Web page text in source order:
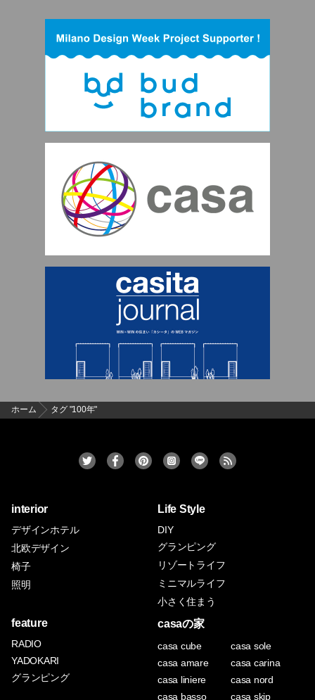
ホーム タグ "100年"
interior
デザインホテル
北欧デザイン
椅子
照明
Life Style
DIY
グランピング
リゾートライフ
ミニマルライフ
小さく住まう
feature
RADIO
YADOKARI
グランピング
casaの家
casa cube
casa sole
casa amare
casa carina
casa liniere
casa nord
casa basso
casa skip